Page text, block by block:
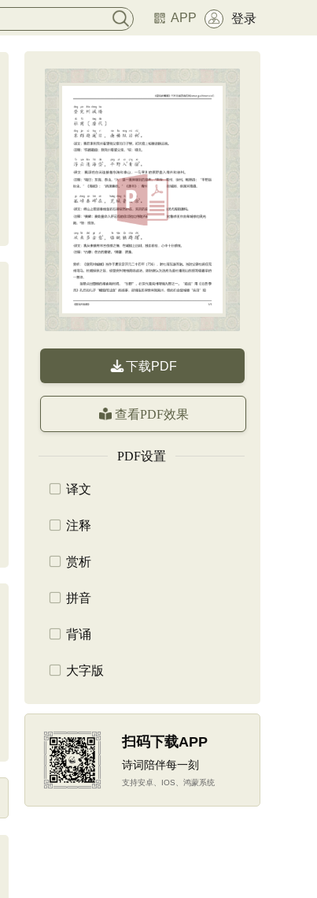
APP 登录
下载PDF
查看PDF效果
PDF设置
译文
注释
赏析
拼音
背诵
大字版
扫码下载APP
诗词陪伴每一刻
支持安卓、IOS、鸿蒙系统